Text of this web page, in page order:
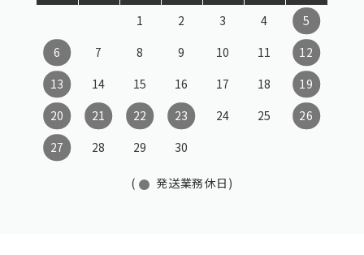
1
2 3 4
5
6
7 8 9 10 11
12
13
14 15 16 17 18
19
20
21 22 23 24 25
26
27
28 29 30
( 発送業務休日)